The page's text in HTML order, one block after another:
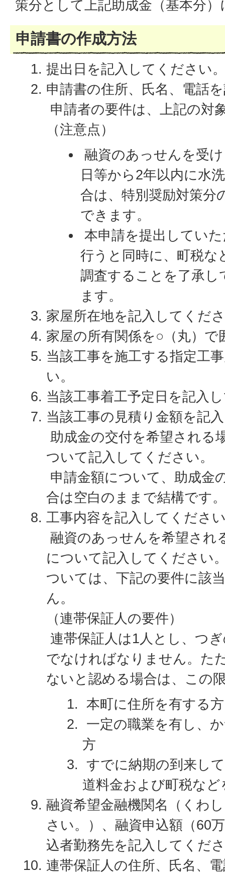
策分として上記助成金（基本分
申請書の作成方法
提出日を記入してください
申請書の住所、氏名、電話
申請者の要件は、上記の対
（注意点）
融資のあっせんを受
日等から2年以内に水
合は、特別奨励対策分
できます。
本申請を提出してい
行うと同時に、町税な
調査することを了承
ます。
家屋所在地を記入してくだ
家屋の所有関係を○（丸）
当該工事を施工する指定工
い。
当該工事着工予定日を記入
当該工事の見積り金額を記
助成金の交付を希望される
ついて記入してください。
申請金額について、助成金
合は空白のままで結構です
工事内容を記入してくださ
融資のあっせんを希望され
について記入してください
ついては、下記の要件に該
ん。
（連帯保証人の要件）
連帯保証人は1人とし、つ
でなければなりません。た
ないと認める場合は、この
本町に住所を有する方
一定の職業を有し、
方
すでに納期の到来し
道料金および町税な
融資希望金融機関名（くわ
さい。）、融資申込額（60
込者勤務先を記入してくだ
連帯保証人の住所、氏名、